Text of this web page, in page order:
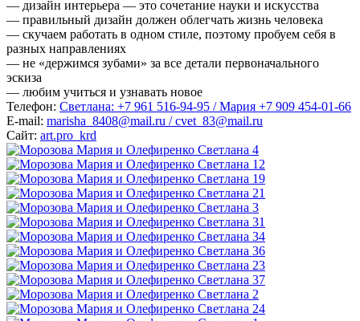
— дизайн интерьера — это сочетание науки и искусства
— правильный дизайн должен облегчать жизнь человека
— скучаем работать в одном стиле, поэтому пробуем себя в
разных направлениях
— не «держимся зубами» за все детали первоначального
эскиза
— любим учиться и узнавать новое
Телефон: Светлана: +7 961 516-94-95 / Мария +7 909 454-01-66
E-mail: marisha_8408@mail.ru / cvet_83@mail.ru
Сайт: art.pro_krd